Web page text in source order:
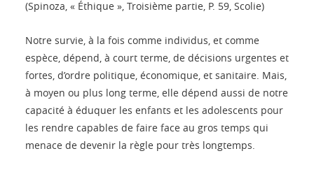
(Spinoza, « Éthique », Troisième partie, P. 59, Scolie)
Notre survie, à la fois comme individus, et comme
espèce, dépend, à court terme, de décisions urgentes et
fortes, d’ordre politique, économique, et sanitaire. Mais,
à moyen ou plus long terme, elle dépend aussi de notre
capacité à éduquer les enfants et les adolescents pour
les rendre capables de faire face au gros temps qui
menace de devenir la règle pour très longtemps.